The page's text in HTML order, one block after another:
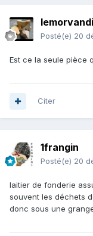
Posté(e) 20
Est ce la seule pièce
Citer
1frangin
Posté(e) 20
laitier de fonderie
souvent les déchets
donc sous une